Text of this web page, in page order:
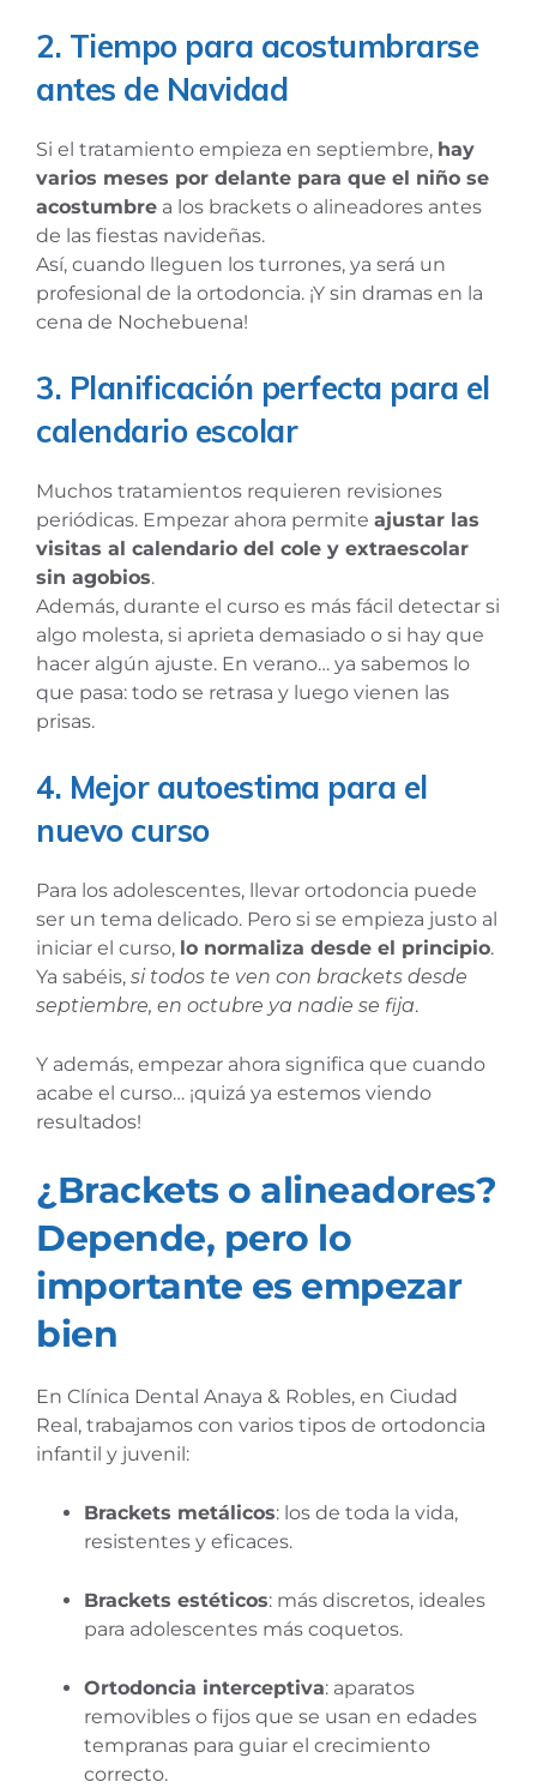
2. Tiempo para acostumbrarse
antes de Navidad
Si el tratamiento empieza en septiembre, hay
varios meses por delante para que el niño se
acostumbre a los brackets o alineadores antes
de las fiestas navideñas.
Así, cuando lleguen los turrones, ya será un
profesional de la ortodoncia. ¡Y sin dramas en la
cena de Nochebuena!
3. Planificación perfecta para el
calendario escolar
Muchos tratamientos requieren revisiones
periódicas. Empezar ahora permite ajustar las
visitas al calendario del cole y extraescolar
sin agobios.
Además, durante el curso es más fácil detectar si
algo molesta, si aprieta demasiado o si hay que
hacer algún ajuste. En verano… ya sabemos lo
que pasa: todo se retrasa y luego vienen las
prisas.
4. Mejor autoestima para el
nuevo curso
Para los adolescentes, llevar ortodoncia puede
ser un tema delicado. Pero si se empieza justo al
iniciar el curso, lo normaliza desde el principio.
Ya sabéis, si todos te ven con brackets desde
septiembre, en octubre ya nadie se fija.
Y además, empezar ahora significa que cuando
acabe el curso… ¡quizá ya estemos viendo
resultados!
¿Brackets o alineadores?
Depende, pero lo
importante es empezar
bien
En Clínica Dental Anaya & Robles, en Ciudad
Real, trabajamos con varios tipos de ortodoncia
infantil y juvenil:
Brackets metálicos: los de toda la vida,
resistentes y eficaces.
Brackets estéticos: más discretos, ideales
para adolescentes más coquetos.
Ortodoncia interceptiva: aparatos
removibles o fijos que se usan en edades
tempranas para guiar el crecimiento
correcto.